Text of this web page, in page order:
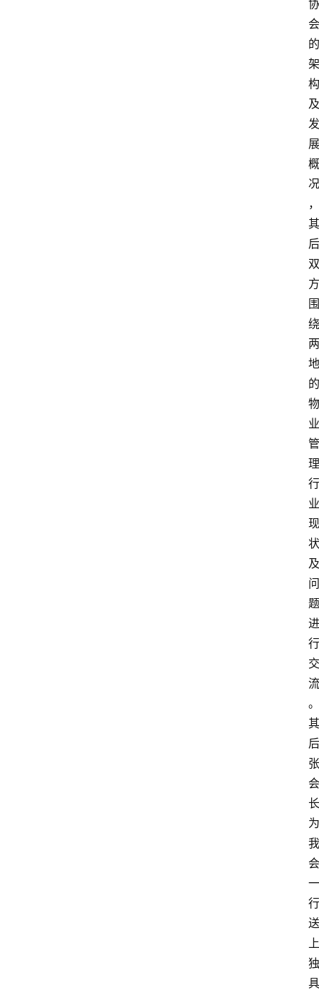
协
会
的
架
构
及
发
展
概
况
，
其
后
双
方
围
绕
两
地
的
物
业
管
理
行
业
现
状
及
问
题
进
行
交
流
。
其
后
张
会
长
为
我
会
一
行
送
上
独
具